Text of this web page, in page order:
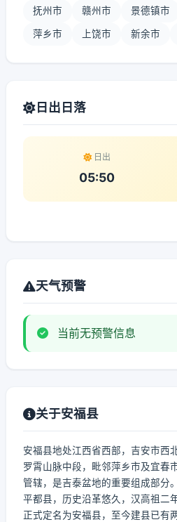
抚州市 赣州市 景德镇市
萍乡市 上饶市 新余市
日出日落
日出
05:50
天气预警
当前无预警信息
关于安福县
安福县地处江西省西部，吉安市西
罗霄山脉中段，毗邻萍乡市及宜春
管辖，是吉泰盆地的重要组成部分
平都县，历史沿革悠久，汉高祖二
正式定名为安福县，至今建县已有